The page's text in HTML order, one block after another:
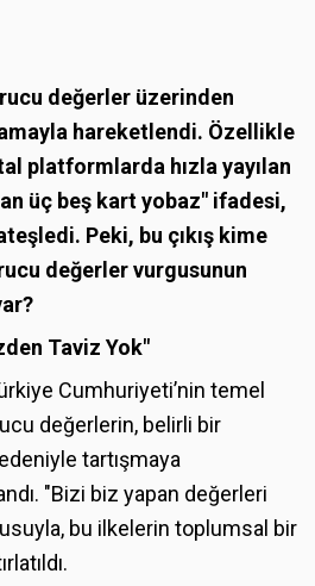
değerler üzerinden
hareketlendi. Özellikle
platformlarda hızla yayılan
üç beş kart yobaz" ifadesi,
Peki, bu çıkış kime
değerler vurgusunun
Taviz Yok"
Cumhuriyeti’nin temel
değerlerin, belirli bir
tartışmaya
"Bizi biz yapan değerleri
bu ilkelerin toplumsal bir